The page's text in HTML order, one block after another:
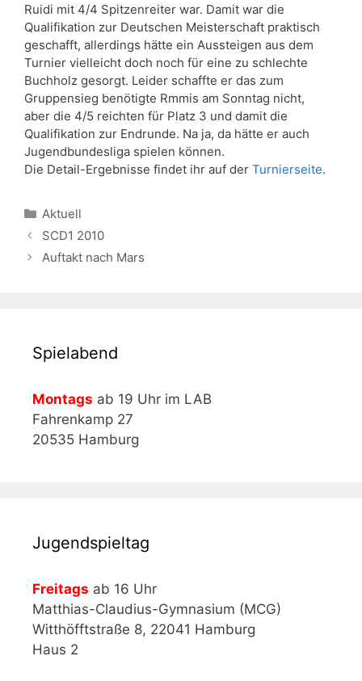
Ruidi mit 4/4 Spitzenreiter war. Damit war die
Qualifikation zur Deutschen Meisterschaft praktisch
geschafft, allerdings hätte ein Aussteigen aus dem
Turnier vielleicht doch noch für eine zu schlechte
Buchholz gesorgt. Leider schaffte er das zum
Gruppensieg benötigte Rmmis am Sonntag nicht,
aber die 4/5 reichten für Platz 3 und damit die
Qualifikation zur Endrunde. Na ja, da hätte er auch
Jugendbundesliga spielen können.
Die Detail-Ergebnisse findet ihr auf der Turnierseite.
Kategorien
Aktuell
SCD1 2010
Auftakt nach Mars
Spielabend
Montags ab 19 Uhr im LAB
Fahrenkamp 27
20535 Hamburg
Jugendspieltag
Freitags ab 16 Uhr
Matthias-Claudius-Gymnasium (MCG)
Witthöfftstraße 8, 22041 Hamburg
Haus 2